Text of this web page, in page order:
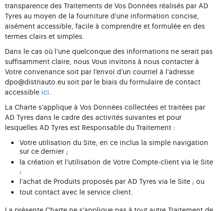
transparence des Traitements de Vos Données réalisés par AD
Tyres au moyen de la fourniture d'une information concise,
aisément accessible, facile à comprendre et formulée en des
termes clairs et simples.
Dans le cas où l'une quelconque des informations ne serait pas
suffisamment claire, nous Vous invitons à nous contacter à
Votre convenance soit par l'envoi d'un courriel à l'adresse
dpo@distriauto.eu soit par le biais du formulaire de contact
accessible ici
La Charte s'applique à Vos Données collectées et traitées par
AD Tyres dans le cadre des activités suivantes et pour
lesquelles AD Tyres est Responsable du Traitement :
Votre utilisation du Site, en ce inclus la simple navigation
sur ce dernier ;
la création et l'utilisation de Votre Compte-client via le Site
;
l'achat de Produits proposés par AD Tyres via le Site ; ou
tout contact avec le service client.